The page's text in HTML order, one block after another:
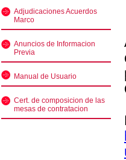
Adjudicaciones Acuerdos
Marco
Anuncios de Informacion
Previa
Manual de Usuario
Cert. de composicion de las
mesas de contratacion